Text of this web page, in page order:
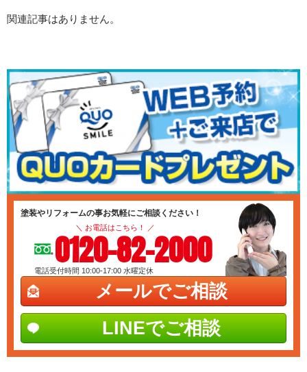
関連記事はありません。
塗装やリフォームの事お気軽にご相談ください！
＼ お電話はこちら！ ／
0120-82-2000
電話受付時間 10:00-17:00 水曜定休
メールでご相談
LINEでご相談